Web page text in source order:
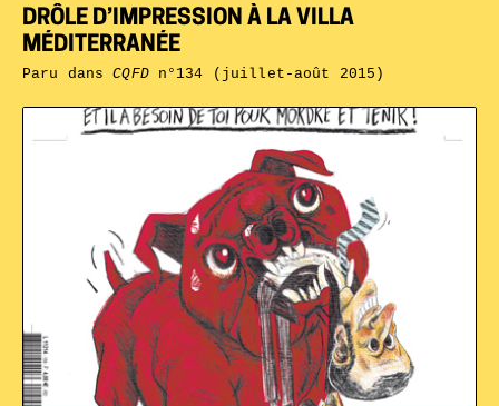
DRÔLE D’IMPRESSION À LA VILLA
MÉDITERRANÉE
Paru dansCQFDn°134 (juillet-août 2015)